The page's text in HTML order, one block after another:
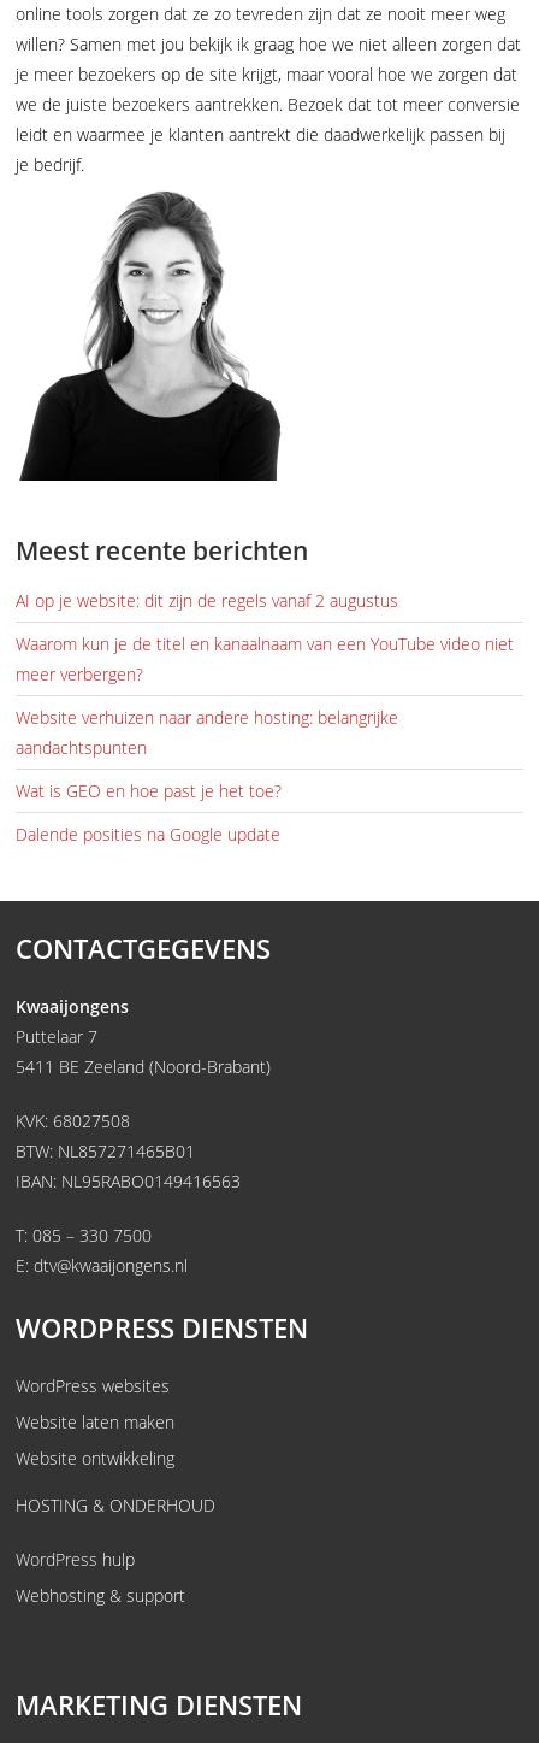
online tools zorgen dat ze zo tevreden zijn dat ze nooit meer weg
willen? Samen met jou bekijk ik graag hoe we niet alleen zorgen dat
je meer bezoekers op de site krijgt, maar vooral hoe we zorgen dat
we de juiste bezoekers aantrekken. Bezoek dat tot meer conversie
leidt en waarmee je klanten aantrekt die daadwerkelijk passen bij
je bedrijf.
Meest recente berichten
AI op je website: dit zijn de regels vanaf 2 augustus
Waarom kun je de titel en kanaalnaam van een YouTube video niet
meer verbergen?
Website verhuizen naar andere hosting: belangrijke
aandachtspunten
Wat is GEO en hoe past je het toe?
Dalende posities na Google update
CONTACTGEGEVENS
Kwaaijongens
Puttelaar 7
5411 BE Zeeland (Noord-Brabant)
KVK: 68027508
BTW: NL857271465B01
IBAN: NL95RABO0149416563
T:085 – 330 7500
E:dtv@kwaaijongens.nl
WORDPRESS DIENSTEN
WordPress websites
Website laten maken
Website ontwikkeling
HOSTING & ONDERHOUD
WordPress hulp
Webhosting & support
MARKETING DIENSTEN